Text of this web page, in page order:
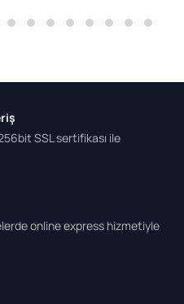
SSL sertifikası ile
online express hizmetiyle